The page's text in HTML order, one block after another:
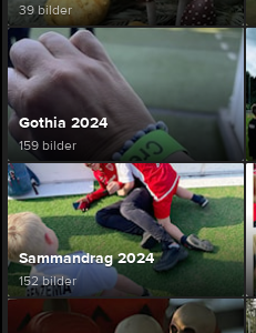
39 bilder
Gothia 2024
159 bilder
Sammandrag 2024
152 bilder